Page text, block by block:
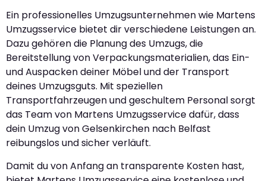
Ein professionelles Umzugsunternehmen wie Martens
Umzugsservice bietet dir verschiedene Leistungen an.
Dazu gehören die Planung des Umzugs, die
Bereitstellung von Verpackungsmaterialien, das Ein-
und Auspacken deiner Möbel und der Transport
deines Umzugsguts. Mit speziellen
Transportfahrzeugen und geschultem Personal sorgt
das Team von Martens Umzugsservice dafür, dass
dein Umzug von Gelsenkirchen nach Belfast
reibungslos und sicher verläuft.
Damit du von Anfang an transparente Kosten hast,